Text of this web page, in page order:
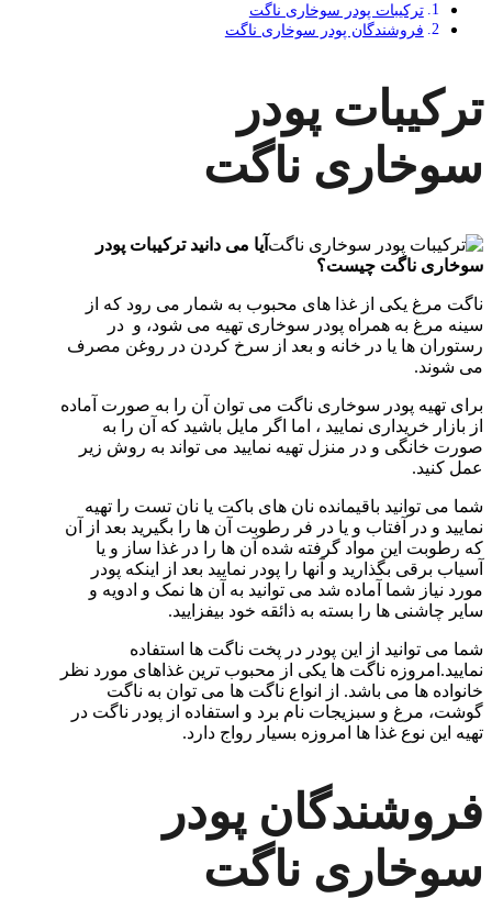
ترکیبات پودر سوخاری ناگت
فروشندگان پودر سوخاری ناگت
ترکیبات پودر
سوخاری ناگت
آیا می دانید ترکیبات پودر
سوخاری ناگت چیست؟
ناگت مرغ یکی از غذا های محبوب به شمار می رود که از
سینه مرغ به همراه پودر سوخاری تهیه می شود، و در
رستوران ها یا در خانه و بعد از سرخ کردن در روغن مصرف
می شوند.
برای تهیه پودر سوخاری ناگت می توان آن را به صورت آماده
از بازار خریداری نمایید ، اما اگر مایل باشید که آن را به
صورت خانگی و در منزل تهیه نمایید می تواند به روش زیر
عمل کنید.
شما می توانید باقیمانده نان های باکت یا نان تست را تهیه
نمایید و در آفتاب و یا در فر رطوبت آن ها را بگیرید بعد از آن
که رطوبت این مواد گرفته شده آن ها را در غذا ساز و یا
آسیاب برقی بگذارید و آنها را پودر نمایید بعد از اینکه پودر
مورد نیاز شما آماده شد می توانید به آن ها نمک و ادویه و
سایر چاشنی ها را بسته به ذائقه خود بیفزایید.
شما می توانید از این پودر در پخت ناگت ها استفاده
نمایید.امروزه ناگت ها یکی از محبوب ترین غذاهای مورد نظر
خانواده ها می باشد. از انواع ناگت ها می توان به ناگت
گوشت، مرغ و سبزیجات نام برد و استفاده از پودر ناگت در
تهیه این نوع غذا ها امروزه بسیار رواج دارد.
فروشندگان پودر
سوخاری ناگت